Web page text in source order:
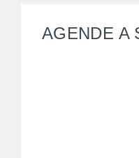
AGENDE A